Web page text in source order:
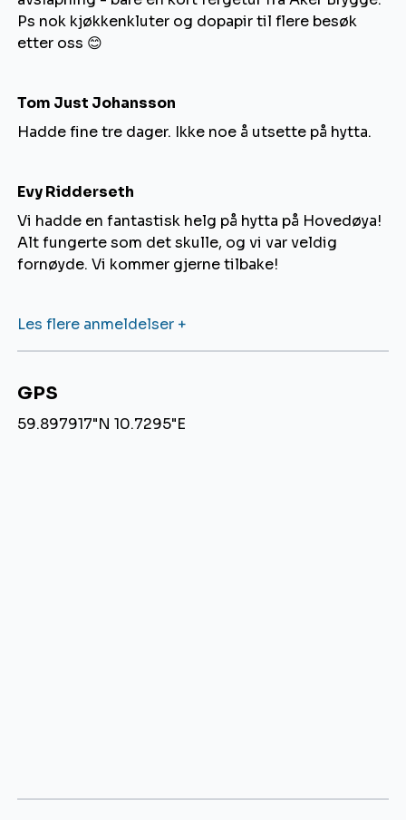
Ps nok kjøkkenkluter og dopapir til flere besøk
etter oss 😊
Tom Just Johansson
Hadde fine tre dager. Ikke noe å utsette på hytta.
Evy Ridderseth
Vi hadde en fantastisk helg på hytta på Hovedøya!
Alt fungerte som det skulle, og vi var veldig
fornøyde. Vi kommer gjerne tilbake!
Les flere anmeldelser +
GPS
59.897917"N 10.7295"E